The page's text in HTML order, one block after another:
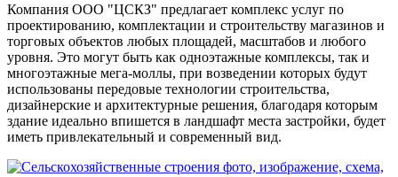
Компания ООО "ЦСКЗ" предлагает комплекс услуг по
проектированию, комплектации и строительству магазинов и
торговых объектов любых площадей, масштабов и любого
уровня. Это могут быть как одноэтажные комплексы, так и
многоэтажные мега-моллы, при возведении которых будут
использованы передовые технологии строительства,
дизайнерские и архитектурные решения, благодаря которым
здание идеально впишется в ландшафт места застройки, будет
иметь привлекательный и современный вид.